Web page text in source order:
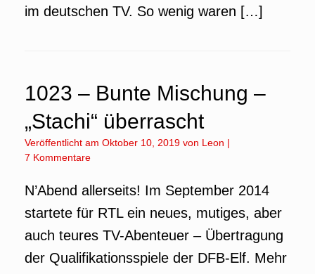
im deutschen TV. So wenig waren […]
1023 – Bunte Mischung –
„Stachi“ überrascht
Veröffentlicht am Oktober 10, 2019 von Leon |
7 Kommentare
N’Abend allerseits! Im September 2014
startete für RTL ein neues, mutiges, aber
auch teures TV-Abenteuer – Übertragung
der Qualifikationsspiele der DFB-Elf. Mehr